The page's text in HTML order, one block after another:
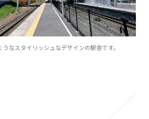
なスタイリッシュなデザインの駅舎です。